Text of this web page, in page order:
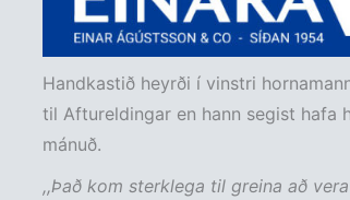
Handkastið heyrði í vinstri
til Aftureldingar en hann segist hafa
mánuð.
,,Það kom sterklega til greina að